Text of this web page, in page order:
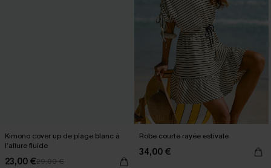
Kimono cover up de plage blanc à
l’allure fluide
23,00 €29,00 €
Robe courte rayée estivale
34,00 €